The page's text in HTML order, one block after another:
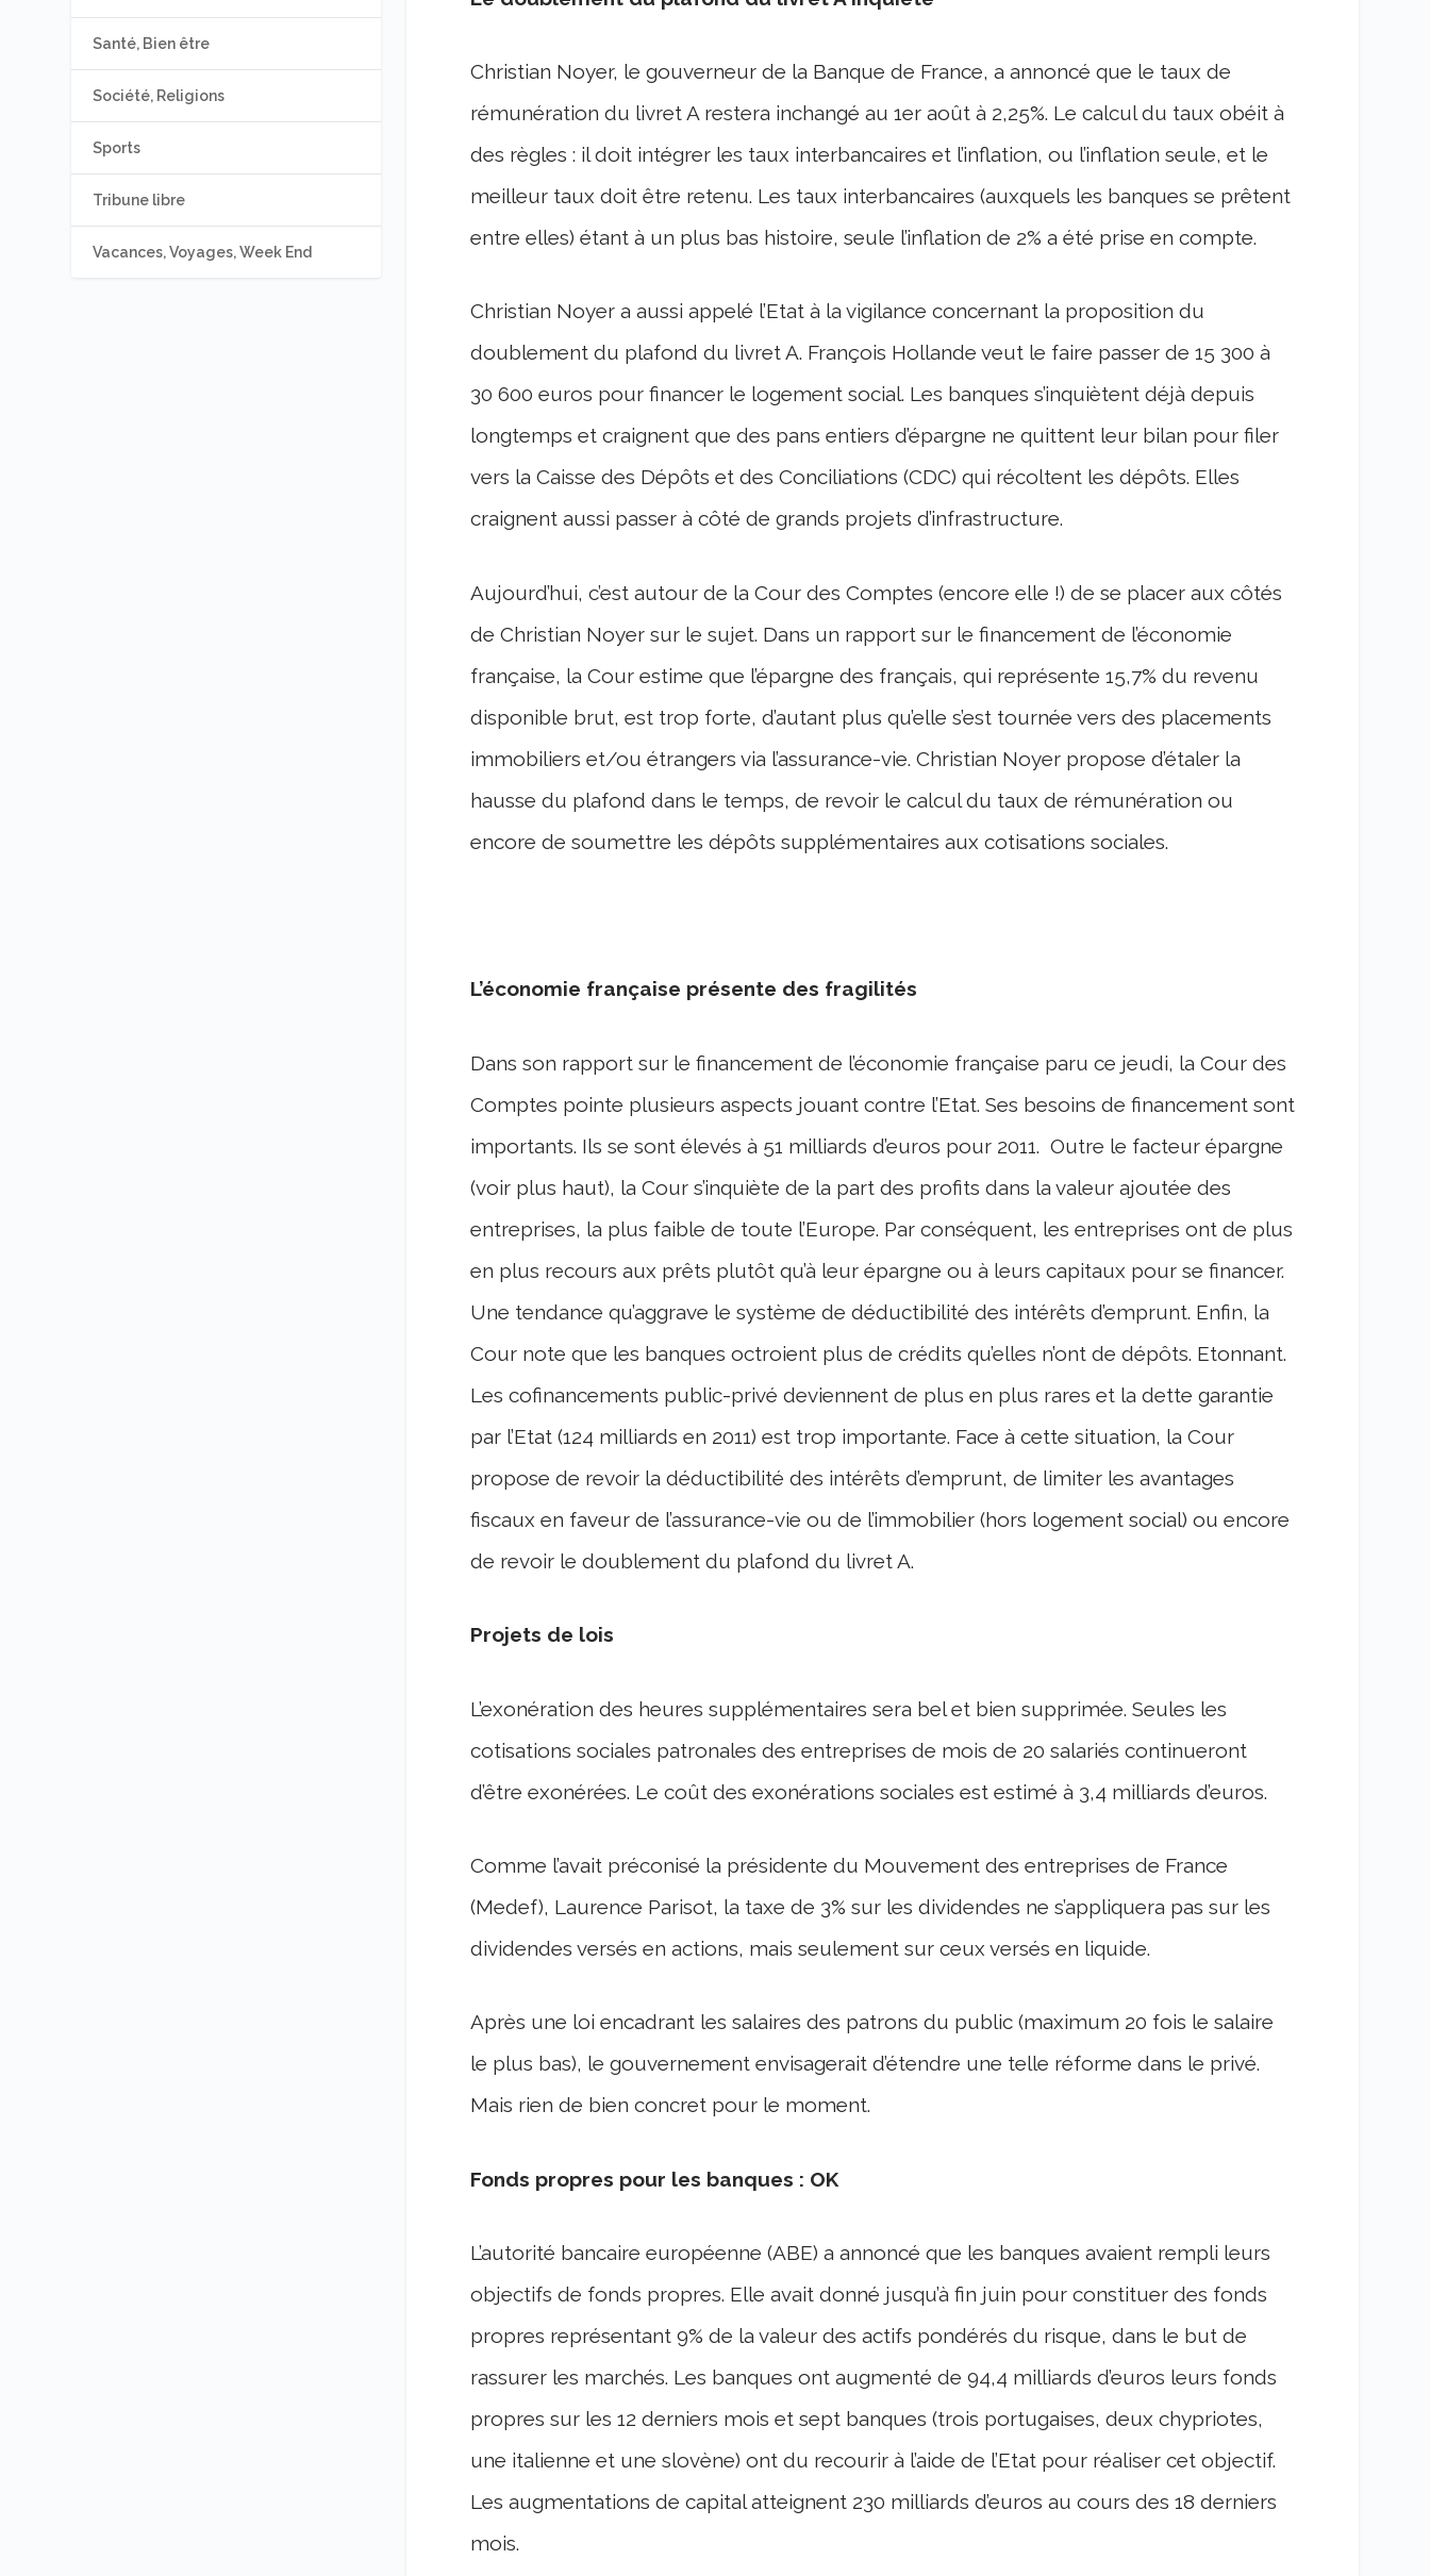
Christian Noyer, le gouverneur de la Banque de France, a annoncé que le taux de
rémunération du livret A restera inchangé au 1er août à 2,25%. Le calcul du taux obéit à
des règles : il doit intégrer les taux interbancaires et l’inflation, ou l’inflation seule, et le
meilleur taux doit être retenu. Les taux interbancaires (auxquels les banques se prêtent
entre elles) étant à un plus bas histoire, seule l’inflation de 2% a été prise en compte.
Christian Noyer a aussi appelé l’Etat à la vigilance concernant la proposition du
doublement du plafond du livret A. François Hollande veut le faire passer de 15 300 à
30 600 euros pour financer le logement social. Les banques s’inquiètent déjà depuis
longtemps et craignent que des pans entiers d’épargne ne quittent leur bilan pour filer
vers la Caisse des Dépôts et des Conciliations (CDC) qui récoltent les dépôts. Elles
craignent aussi passer à côté de grands projets d’infrastructure.
Aujourd’hui, c’est autour de la Cour des Comptes (encore elle !) de se placer aux côtés
de Christian Noyer sur le sujet. Dans un rapport sur le financement de l’économie
française, la Cour estime que l’épargne des français, qui représente 15,7% du revenu
disponible brut, est trop forte, d’autant plus qu’elle s’est tournée vers des placements
immobiliers et/ou étrangers via l’assurance-vie. Christian Noyer propose d’étaler la
hausse du plafond dans le temps, de revoir le calcul du taux de rémunération ou
encore de soumettre les dépôts supplémentaires aux cotisations sociales.
L’économie française présente des fragilités
Dans son rapport sur le financement de l’économie française paru ce jeudi, la Cour des
Comptes pointe plusieurs aspects jouant contre l’Etat. Ses besoins de financement sont
importants. Ils se sont élevés à 51 milliards d’euros pour 2011. Outre le facteur épargne
(voir plus haut), la Cour s’inquiète de la part des profits dans la valeur ajoutée des
entreprises, la plus faible de toute l’Europe. Par conséquent, les entreprises ont de plus
en plus recours aux prêts plutôt qu’à leur épargne ou à leurs capitaux pour se financer.
Une tendance qu’aggrave le système de déductibilité des intérêts d’emprunt. Enfin, la
Cour note que les banques octroient plus de crédits qu’elles n’ont de dépôts. Etonnant.
Les cofinancements public-privé deviennent de plus en plus rares et la dette garantie
par l’Etat (124 milliards en 2011) est trop importante. Face à cette situation, la Cour
propose de revoir la déductibilité des intérêts d’emprunt, de limiter les avantages
fiscaux en faveur de l’assurance-vie ou de l’immobilier (hors logement social) ou encore
de revoir le doublement du plafond du livret A.
Projets de lois
L’exonération des heures supplémentaires sera bel et bien supprimée. Seules les
cotisations sociales patronales des entreprises de mois de 20 salariés continueront
d’être exonérées. Le coût des exonérations sociales est estimé à 3,4 milliards d’euros.
Comme l’avait préconisé la présidente du Mouvement des entreprises de France
(Medef), Laurence Parisot, la taxe de 3% sur les dividendes ne s’appliquera pas sur les
dividendes versés en actions, mais seulement sur ceux versés en liquide.
Après une loi encadrant les salaires des patrons du public (maximum 20 fois le salaire
le plus bas), le gouvernement envisagerait d’étendre une telle réforme dans le privé.
Mais rien de bien concret pour le moment.
Fonds propres pour les banques : OK
L’autorité bancaire européenne (ABE) a annoncé que les banques avaient rempli leurs
objectifs de fonds propres. Elle avait donné jusqu’à fin juin pour constituer des fonds
propres représentant 9% de la valeur des actifs pondérés du risque, dans le but de
rassurer les marchés. Les banques ont augmenté de 94,4 milliards d’euros leurs fonds
propres sur les 12 derniers mois et sept banques (trois portugaises, deux chypriotes,
une italienne et une slovène) ont du recourir à l’aide de l’Etat pour réaliser cet objectif.
Les augmentations de capital atteignent 230 milliards d’euros au cours des 18 derniers
mois.
Santé, Bien être
Société, Religions
Sports
Tribune libre
Vacances, Voyages, Week End